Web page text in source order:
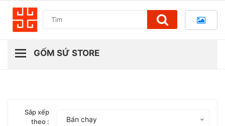
Sắp xếp
theo :
Bán chạy